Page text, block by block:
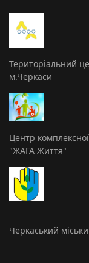
Територіальний
м.Черкаси
Центр комплексної
"ЖАГА Життя"
Черкаський